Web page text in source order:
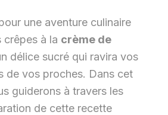
une aventure culinaire
crêpes à la crème de
délice sucré qui ravira vos
de vos proches. Dans cet
guiderons à travers les
de cette recette